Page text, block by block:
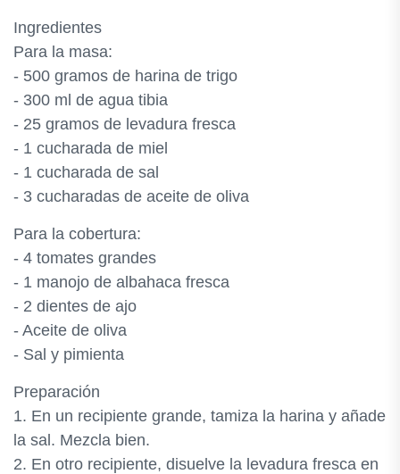
Ingredientes
Para la masa:
- 500 gramos de harina de trigo
- 300 ml de agua tibia
- 25 gramos de levadura fresca
- 1 cucharada de miel
- 1 cucharada de sal
- 3 cucharadas de aceite de oliva
Para la cobertura:
- 4 tomates grandes
- 1 manojo de albahaca fresca
- 2 dientes de ajo
- Aceite de oliva
- Sal y pimienta
Preparación
1. En un recipiente grande, tamiza la harina y añade
la sal. Mezcla bien.
2. En otro recipiente, disuelve la levadura fresca en